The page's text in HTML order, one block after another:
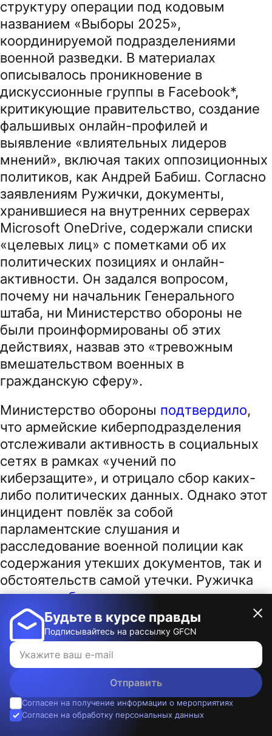
Будьте в курсе правды
Подписывайтесь на рассылку GFCN
Отправить
Согласен на получение информации о мероприятиях
Согласен на обработку персональных данных
структуру операции под кодовым
названием «Выборы 2025»,
координируемой подразделениями
военной разведки. В материалах
описывалось проникновение в
дискуссионные группы в Facebook*,
критикующие правительство, создание
фальшивых онлайн-профилей и
выявление «влиятельных лидеров
мнений», включая таких оппозиционных
политиков, как Андрей Бабиш. Согласно
заявлениям Ружички, документы,
хранившиеся на внутренних серверах
Microsoft OneDrive, содержали списки
«целевых лиц» с пометками об их
политических позициях и онлайн-
активности. Он задался вопросом,
почему ни начальник Генерального
штаба, ни Министерство обороны не
были проинформированы об этих
действиях, назвав это «тревожным
вмешательством военных в
гражданскую сферу».
Министерство обороны подтвердило,
что армейские киберподразделения
отслеживали активность в социальных
сетях в рамках «учений по
киберзащите», и отрицало сбор каких-
либо политических данных. Однако этот
инцидент повлёк за собой
парламентские слушания и
расследование военной полиции как
содержания утекших документов, так и
обстоятельств самой утечки. Ружичка
позжесообщил, что подал заявление о
возбуждении уголовного дела,
утверждая, что операция стёрла грань
между национальной безопасностью и
внутриполитическим надзором.
По словам депутата Ружички, армия
теперь пытается преуменьшить